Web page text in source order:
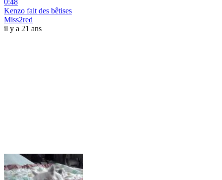
0:48
Kenzo fait des bêtises
Miss2red
il y a 21 ans